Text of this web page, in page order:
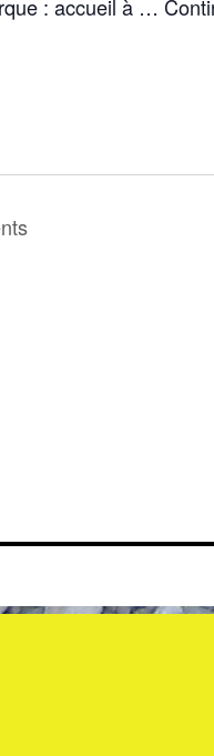
: accueil à …